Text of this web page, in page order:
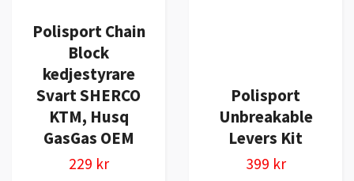
Polisport Chain
Block
kedjestyrare
Svart SHERCO
KTM, Husq
GasGas OEM
229 kr
Polisport
Unbreakable
Levers Kit
399 kr